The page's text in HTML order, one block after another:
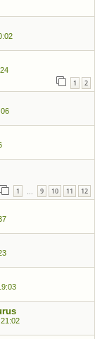
1 2
1 9 10 11 12